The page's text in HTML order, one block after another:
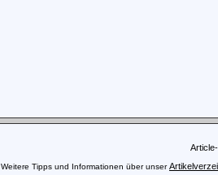
Weitere Tipps und Informationen über unser